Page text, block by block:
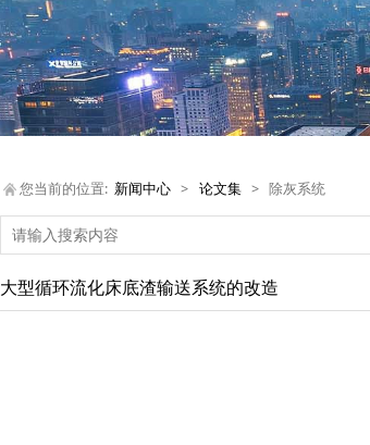
您当前的位置: 新闻中心 > 论文集 > 除灰系统
大型循环流化床底渣输送系统的改造